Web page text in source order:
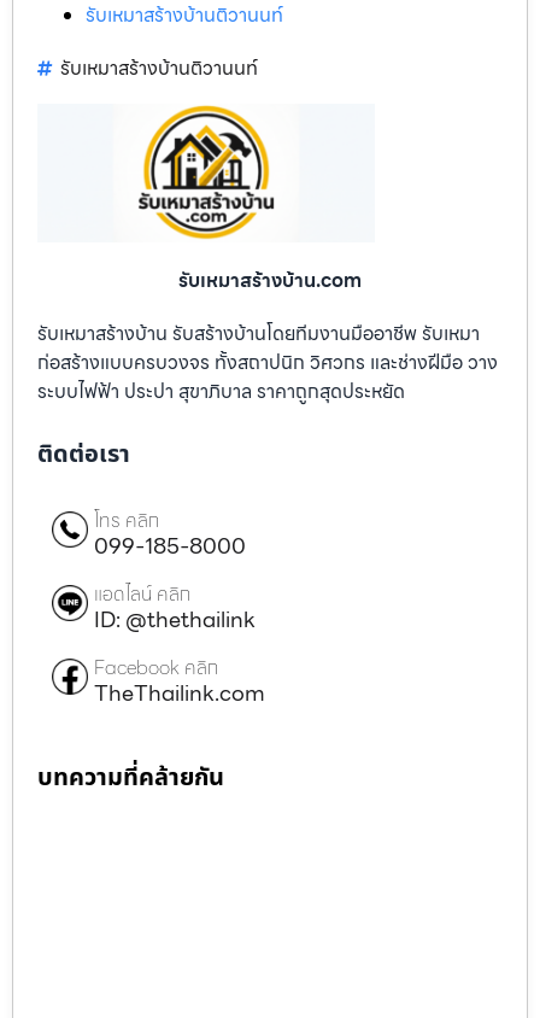
รับเหมาสร้างบ้านติวานนท์
รับเหมาสร้างบ้านติวานนท์
รับเหมาสร้างบ้าน.com
รับเหมาสร้างบ้าน รับสร้างบ้านโดยทีมงานมืออาชีพ รับเหมา
ก่อสร้างแบบครบวงจร ทั้งสถาปนิก วิศวกร และช่างฝีมือ วาง
ระบบไฟฟ้า ประปา สุขาภิบาล ราคาถูกสุดประหยัด
ติดต่อเรา
โทร คลิก
099-185-8000
แอดไลน์ คลิก
ID: @thethailink
Facebook คลิก
TheThailink.com
บทความที่คล้ายกัน